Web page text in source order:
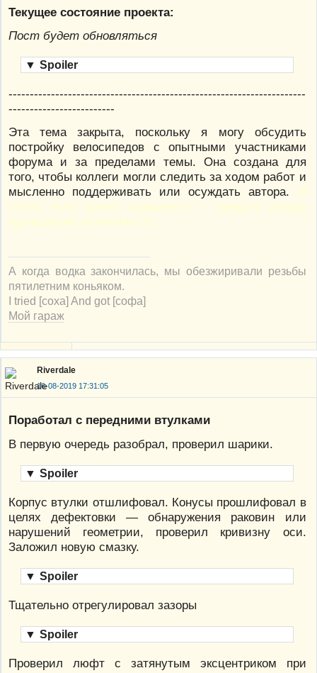
Текущее состояние проекта:
Пост будет обновляться
▼ Spoiler
----------------------------------------------------------------------
-------------------------
Эта тема закрыта, поскольку я могу обсудить
постройку велосипедов с опытными участниками
форума и за пределами темы. Она создана для
того, чтобы коллеги могли следить за ходом работ и
мысленно поддерживать или осуждать автора.
И
чтобы если проект провалится — предать автора
прелюдному осмеянию ))).
А когда водка закончилась, мы обезжиривали резьбы
пятилетним коньяком.
I tried [соха] And got [софа]
Мой гараж
Riverdale
16-08-2019 17:31:05
Поработал с передними втулками
В первую очередь разобрал, проверил шарики.
▼ Spoiler
Корпус втулки отшлифовал. Конусы прошлифовал в
целях дефектовки — обнаружения раковин или
нарушений геометрии, проверил кривизну оси.
Заложил новую смазку.
▼ Spoiler
Тщательно отрегулировал зазоры
▼ Spoiler
Проверил люфт с затянутым эксцентриком при